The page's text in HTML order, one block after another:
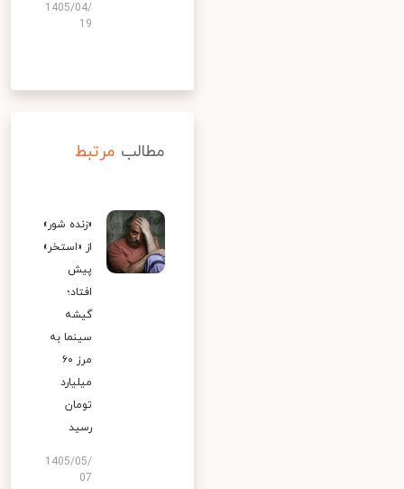
1405/04/
19
مطالب مرتبط
«زنده شور»
از «استخر»
پیش
افتاد؛
گیشه
سینما به
مرز ۶۰
میلیارد
تومان
رسید
1405/05/
07